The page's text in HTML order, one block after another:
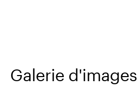
Galerie d'images